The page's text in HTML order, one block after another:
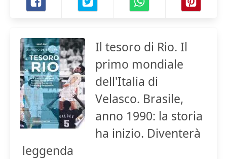
Il tesoro di Rio. Il
primo mondiale
dell'Italia di
Velasco. Brasile,
anno 1990: la storia
ha inizio. Diventerà
leggenda